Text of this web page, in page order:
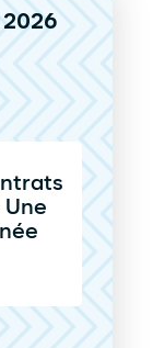
Une